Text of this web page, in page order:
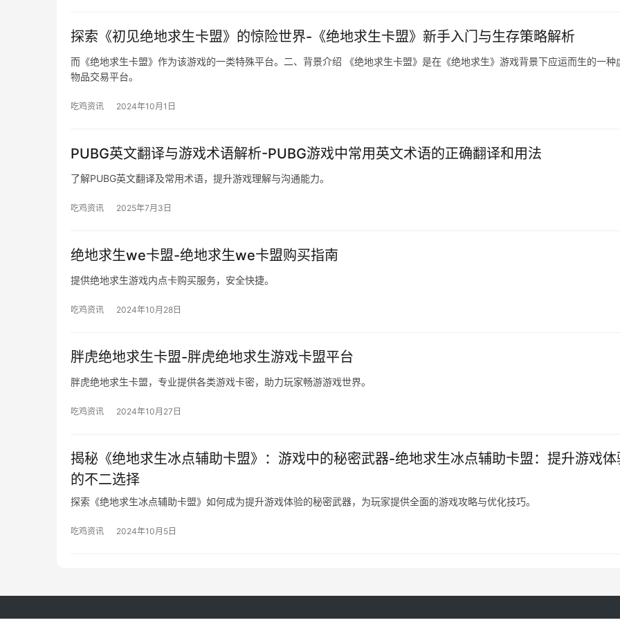
探索《初见绝地求生卡盟》的惊险世界-《绝地求生卡盟》新手入门与生存策略解析
而《绝地求生卡盟》作为该游戏的一类特殊平台。二、背景介绍 《绝地求生卡盟》是在《绝地求生》游戏背景下应运而生的一种
物品交易平台。
吃鸡资讯 2024年10月1日
PUBG英文翻译与游戏术语解析-PUBG游戏中常用英文术语的正确翻译和用法
了解PUBG英文翻译及常用术语，提升游戏理解与沟通能力。
吃鸡资讯 2025年7月3日
绝地求生we卡盟-绝地求生we卡盟购买指南
提供绝地求生游戏内点卡购买服务，安全快捷。
吃鸡资讯 2024年10月28日
胖虎绝地求生卡盟-胖虎绝地求生游戏卡盟平台
胖虎绝地求生卡盟，专业提供各类游戏卡密，助力玩家畅游游戏世界。
吃鸡资讯 2024年10月27日
揭秘《绝地求生冰点辅助卡盟》：游戏中的秘密武器-绝地求生冰点辅助卡盟：提升游戏体
的不二选择
探索《绝地求生冰点辅助卡盟》如何成为提升游戏体验的秘密武器，为玩家提供全面的游戏攻略与优化技巧。
吃鸡资讯 2024年10月5日